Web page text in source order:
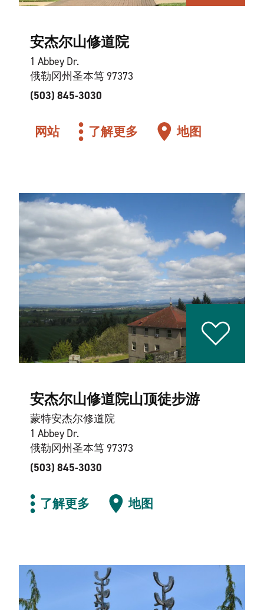
安杰尔山修道院
1 Abbey Dr.
俄勒冈州圣本笃 97373
(503) 845-3030
网站 了解更多 地图
安杰尔山修道院山顶徒步游
蒙特安杰尔修道院
1 Abbey Dr.
俄勒冈州圣本笃 97373
(503) 845-3030
了解更多 地图